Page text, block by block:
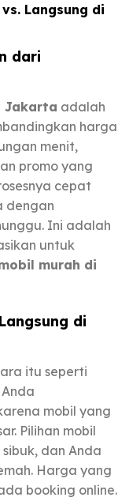
Langsung di
dari
Jakarta adalah
harga
menit,
promo yang
cepat
dengan
Ini adalah
untuk
murah di
di
itu seperti
mobil yang
Pilihan mobil
dan Anda
Harga yang
booking online.